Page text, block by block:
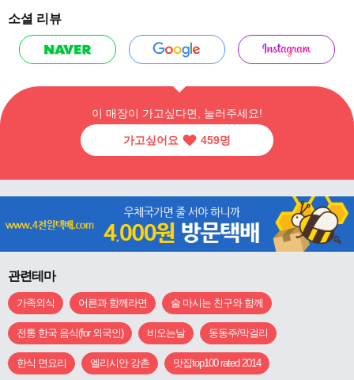
소셜 리뷰
이 매장이 가고싶다면, 눌러주세요!
가고싶어요 459명
관련테마
가족외식 어른과 함께라면 술 마시는 친구와 함께
전통 한국 음식(for 외국인) 비오는날 동동주/막걸리
한식 면요리 엘리시안 강촌 맛집top100 rated 2014